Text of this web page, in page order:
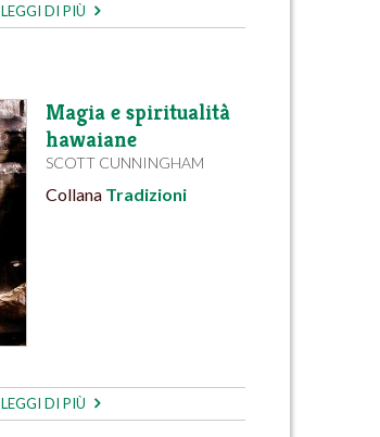
LEGGI DI PIÙ
Magia e spiritualità
hawaiane
SCOTT CUNNINGHAM
Collana Tradizioni
LEGGI DI PIÙ